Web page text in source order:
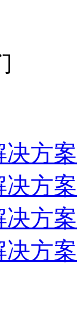
决方案
决方案
决方案
决方案